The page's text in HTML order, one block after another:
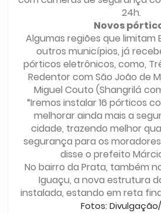
24h.
Novos
Algumas regiões que limitam
outros municípios, já
pórticos eletrônicos, como,
Redentor com São João de
Miguel Couto (Shangrilá
“Iremos instalar 16 pórticos
melhorar ainda mais a
cidade, trazendo melhor
segurança para os moradores
disse o prefeito
No bairro da Prata, também
Iguaçu, a nova estrutura
instalada, estando em reta
Fotos: Divulgação/